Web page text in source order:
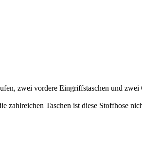
zwei vordere Eingriffstaschen und zwei
zahlreichen Taschen ist diese Stoffhose